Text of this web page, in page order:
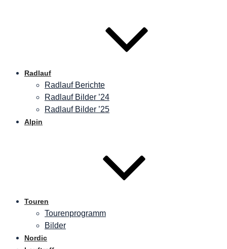
Radlauf
Radlauf Berichte
Radlauf Bilder ’24
Radlauf Bilder ’25
Alpin
Touren
Tourenprogramm
Bilder
Nordic